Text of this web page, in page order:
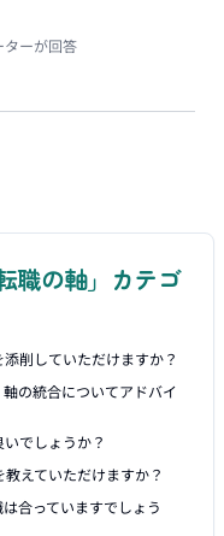
ターが回答
職の軸」カテゴ
削していただけますか？
の統合についてアドバイ
でしょうか？
えていただけますか？
合っていますでしょう